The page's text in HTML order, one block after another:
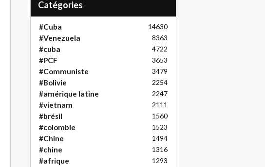
Catégories
#Cuba 14630
#Venezuela 8363
#cuba 4722
#PCF 3653
#Communiste 3479
#Bolivie 2254
#amérique latine 2247
#vietnam 2111
#brésil 1560
#colombie 1523
#Chine 1494
#chine 1316
#afrique 1293